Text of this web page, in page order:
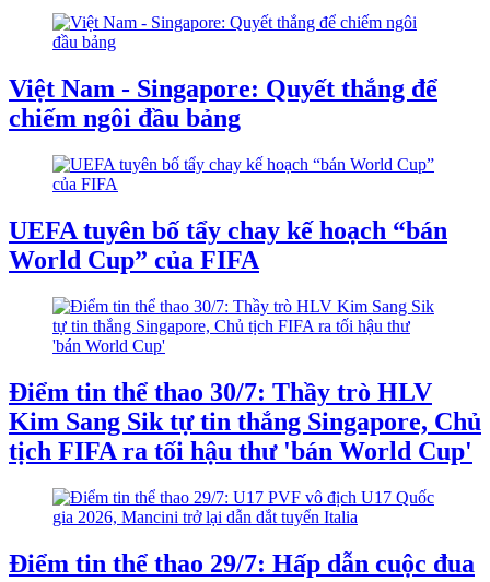
Việt Nam - Singapore: Quyết thắng để
chiếm ngôi đầu bảng
UEFA tuyên bố tẩy chay kế hoạch “bán
World Cup” của FIFA
Điểm tin thể thao 30/7: Thầy trò HLV
Kim Sang Sik tự tin thắng Singapore, Chủ
tịch FIFA ra tối hậu thư 'bán World Cup'
Điểm tin thể thao 29/7: Hấp dẫn cuộc đua